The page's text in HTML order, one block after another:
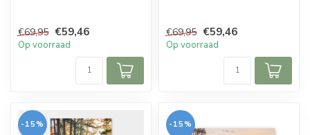
€69,95 €59,46
Op voorraad
€69,95 €59,46
Op voorraad
-15% -15%